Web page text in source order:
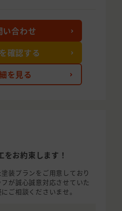
を見る
い合わせ
確認する
をお約束します！
装プランをご用意しており
が誠心誠意対応させていた
ご相談くださいませ。